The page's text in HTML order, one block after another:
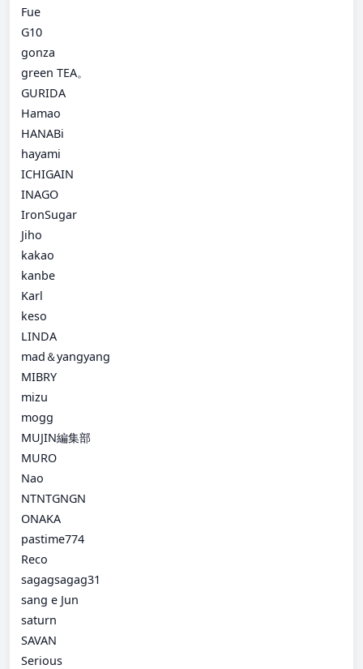
Fue
G10
gonza
green TEA。
GURIDA
Hamao
HANABi
hayami
ICHIGAIN
INAGO
IronSugar
Jiho
kakao
kanbe
Karl
keso
LINDA
mad＆yangyang
MIBRY
mizu
mogg
MUJIN編集部
MURO
Nao
NTNTGNGN
ONAKA
pastime774
Reco
sagagsagag31
sang e Jun
saturn
SAVAN
Serious